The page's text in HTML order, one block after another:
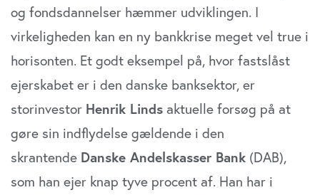
og fondsdannelser hæmmer udviklingen. I
virkeligheden kan en ny bankkrise meget vel true i
horisonten. Et godt eksempel på, hvor fastslåst
ejerskabet er i den danske banksektor, er
storinvestor Henrik Linds aktuelle forsøg på at
gøre sin indflydelse gældende i den
skrantende Danske Andelskasser Bank (DAB),
som han ejer knap tyve procent af. Han har i